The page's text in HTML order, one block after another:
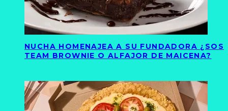
NUCHA HOMENAJEA A SU FUNDADORA ¿SOS
TEAM BROWNIE O ALFAJOR DE MAICENA?